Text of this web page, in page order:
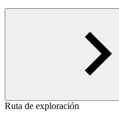
Ruta de exploración